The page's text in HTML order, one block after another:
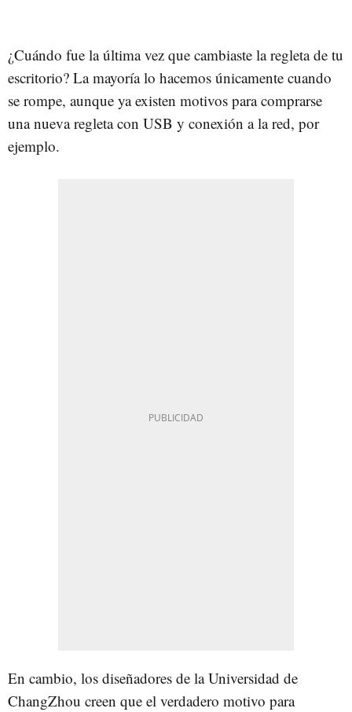
¿Cuándo fue la última vez que cambiaste la regleta de tu
escritorio? La mayoría lo hacemos únicamente cuando
se rompe, aunque ya existen motivos para comprarse
una nueva regleta con USB y conexión a la red, por
ejemplo.
En cambio, los diseñadores de la Universidad de
ChangZhou creen que el verdadero motivo para